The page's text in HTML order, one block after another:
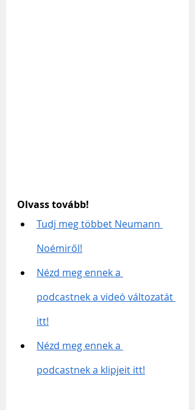
Olvass tovább!
Tudj meg többet Neumann
Noémiről!
Nézd meg ennek a
podcastnek a videó változatát
itt!
Nézd meg ennek a
podcastnek a klipjeit itt!